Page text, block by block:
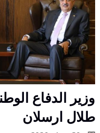
وزير الدفاع
طلال ارسلان